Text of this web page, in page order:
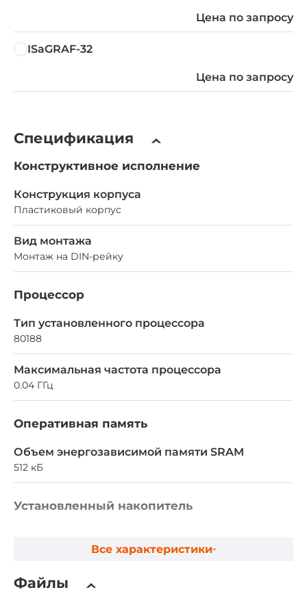
Цена по запросу
ISaGRAF-32
Цена по запросу
Спецификация
Конструктивное исполнение
Конструкция корпуса
Пластиковый корпус
Вид монтажа
Монтаж на DIN-рейку
Процессор
Тип установленного процессора
80188
Максимальная частота процессора
0.04 ГГц
Оперативная память
Объем энергозависимой памяти SRAM
512 кБ
Установленный накопитель
Объем памяти EEPROM
Все характеристики
Файлы